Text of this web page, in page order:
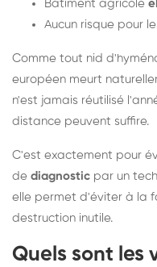
Bâtiment agricole
Aucun risque pour
Comme tout nid
européen meurt
n'est jamais réutilisé
distance peuvent suffire.
C'est exactement pour
de diagnostic par un
elle permet d'éviter à la
destruction inutile.
Quels sont les